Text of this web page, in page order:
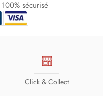
sécurisé
Click & Collect